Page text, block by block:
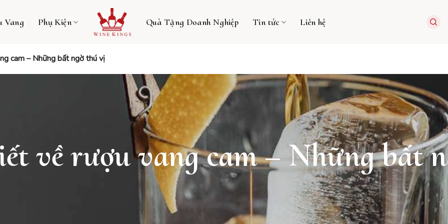
Vang Phụ Kiện Quà Tặng Doanh Nghiệp Tin tức Liên hệ
cam – Những bất ngờ thú vị
về rượu vang cam – Những bất